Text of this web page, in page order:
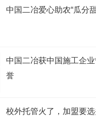
中国二冶爱心助农“瓜分
中国二冶获中国施工企
誉
校外托管火了，加盟要